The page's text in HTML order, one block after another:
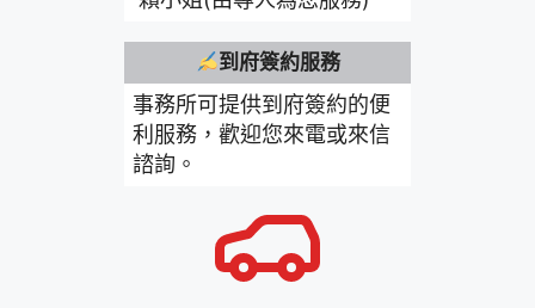
到府簽約服務
事務所可提供到府簽約的便
利服務，歡迎您來電或來信
諮詢。